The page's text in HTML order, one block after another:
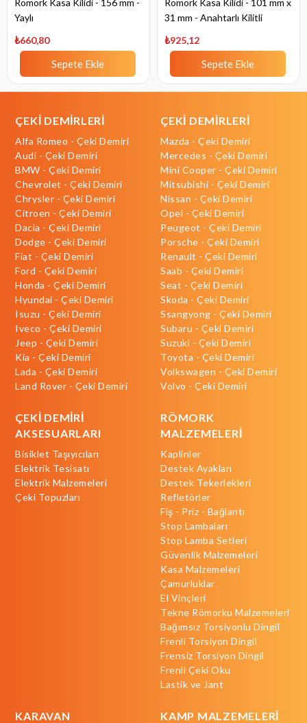
Yaylı
₺660,80
Sepete Ekle
31 mm - Anahtarlı Kilitli
₺925,12
Sepete Ekle
ÇEKİ DEMİRLERİ
Alfa Romeo - Çeki Demiri
Audi - Çeki Demiri
BMW - Çeki Demiri
Chevrolet - Çeki Demiri
Chrysler - Çeki Demiri
Citroen - Çeki Demiri
Dacia - Çeki Demiri
Dodge - Çeki Demiri
Fiat - Çeki Demiri
Ford - Çeki Demiri
Honda - Çeki Demiri
Hyundai - Çeki Demiri
Isuzu - Çeki Demiri
Iveco - Çeki Demiri
Jeep - Çeki Demiri
Kia - Çeki Demiri
Lada - Çeki Demiri
Land Rover - Çeki Demiri
ÇEKİ DEMİRLERİ
Mazda - Çeki Demiri
Mercedes - Çeki Demiri
Mini Cooper - Çeki Demiri
Mitsubishi - Çeki Demiri
Nissan - Çeki Demiri
Opel - Çeki Demiri
Peugeot - Çeki Demiri
Porsche - Çeki Demiri
Renault - Çeki Demiri
Saab - Çeki Demiri
Seat - Çeki Demiri
Skoda - Çeki Demiri
Ssangyong - Çeki Demiri
Subaru - Çeki Demiri
Suzuki - Çeki Demiri
Toyota - Çeki Demiri
Volkswagen - Çeki Demiri
Volvo - Çeki Demiri
ÇEKİ DEMİRİ
AKSESUARLARI
Bisiklet Taşıyıcıları
Elektrik Tesisatı
Elektrik Malzemeleri
Çeki Topuzları
RÖMORK
MALZEMELERİ
Kaplinler
Destek Ayakları
Destek Tekerlekleri
Refletörler
Fiş - Priz - Bağlantı
Stop Lambaları
Stop Lamba Setleri
Güvenlik Malzemeleri
Kasa Malzemeleri
Çamurluklar
El Vinçleri
Tekne Römorku Malzemeleri
Bağımsız Torsiyonlu Dingil
Frenli Torsiyon Dingil
Frensiz Torsiyon Dingil
Frenli Çeki Oku
Lastik ve Jant
KARAVAN
KAMP MALZEMELERİ